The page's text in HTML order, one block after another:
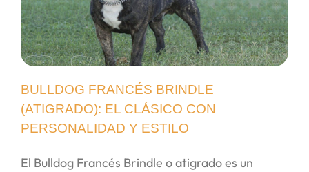
BULLDOG FRANCÉS BRINDLE
(ATIGRADO): EL CLÁSICO CON
PERSONALIDAD Y ESTILO
El Bulldog Francés Brindle o atigrado es un